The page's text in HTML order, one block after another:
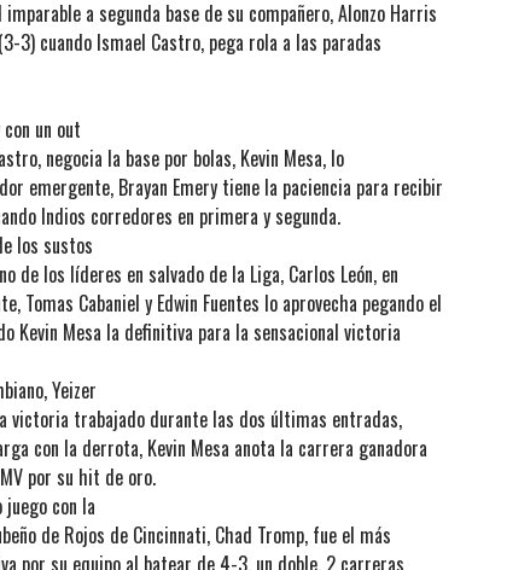
a segunda base de su compañero, Alonzo Harris
3) cuando Ismael Castro, pega rola a las paradas
un out
negocia la base por bolas, Kevin Mesa, lo
emergente, Brayan Emery tiene la paciencia para recibir
Indios corredores en primera y segunda.
los sustos
de los líderes en salvado de la Liga, Carlos León, en
Tomas Cabaniel y Edwin Fuentes lo aprovecha pegando el
Kevin Mesa la definitiva para la sensacional victoria
Yeizer
victoria trabajado durante las dos últimas entradas,
con la derrota, Kevin Mesa anota la carrera ganadora
por su hit de oro.
con la
de Rojos de Cincinnati, Chad Tromp, fue el más
por su equipo al batear de 4-3, un doble, 2 carreras